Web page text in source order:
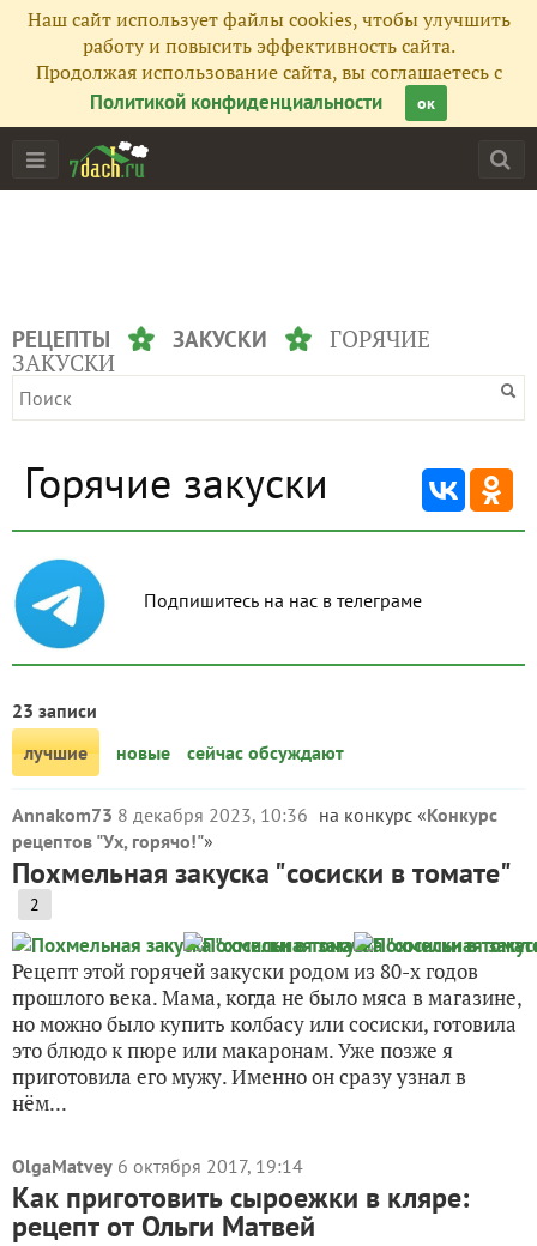
Наш сайт использует файлы cookies, чтобы улучшить
работу и повысить эффективность сайта.
Продолжая использование сайта, вы соглашаетесь с
Политикой конфиденциальности
ок
РЕЦЕПТЫ ЗАКУСКИ
ГОРЯЧИЕ
ЗАКУСКИ
Горячие закуски
Подпишитесь на нас в телеграме
23 записи
лучшие
новые сейчас обсуждают
Annakom73 8 декабря 2023, 10:36 на конкурс «Конкурс
рецептов "Ух, горячо!"»
Похмельная закуска "сосиски в томате"
2
Рецепт этой горячей закуски родом из 80-х годов
прошлого века. Мама, когда не было мяса в магазине,
но можно было купить колбасу или сосиски, готовила
это блюдо к пюре или макаронам. Уже позже я
приготовила его мужу. Именно он сразу узнал в
нём...
OlgaMatvey 6 октября 2017, 19:14
Как приготовить сыроежки в кляре:
рецепт от Ольги Матвей